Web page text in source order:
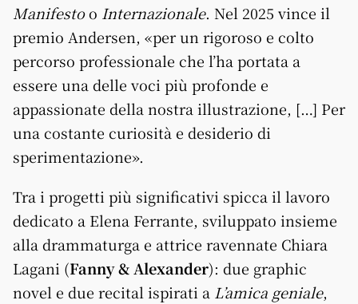
Manifestoo Internazionale. Nel 2025 vince il
premio Andersen, «per un rigoroso e colto
percorso professionale che l’ha portata a
essere una delle voci più profonde e
appassionate della nostra illustrazione, […] Per
una costante curiosità e desiderio di
sperimentazione».
Tra i progetti più significativi spicca il lavoro
dedicato a Elena Ferrante, sviluppato insieme
alla drammaturga e attrice ravennate Chiara
Lagani (Fanny & Alexander): due graphic
novel e due recital ispirati a L’amica geniale,